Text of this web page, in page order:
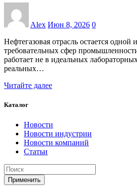
Alex Июн 8, 2026 0
Нефтегазовая отрасль остается одной
требовательных сфер
работает не в идеальных
реальных…
Читайте далее
Каталог
Новости
Новости индустрии
Новости компаний
Статьи
Применить